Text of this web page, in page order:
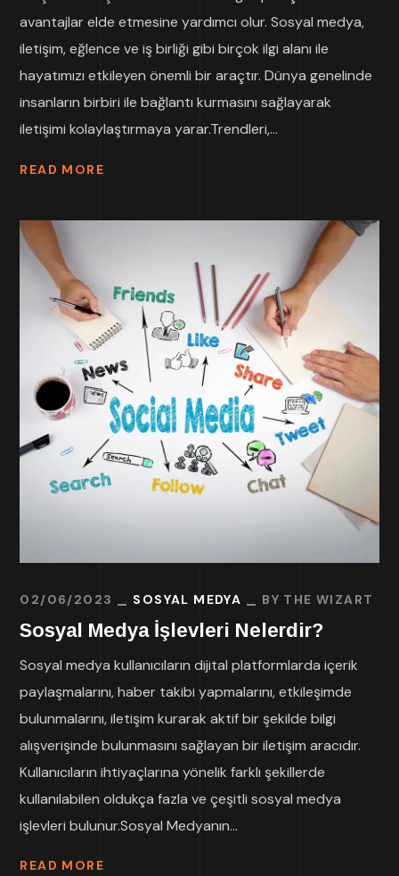
avantajlar elde etmesine yardımcı olur. Sosyal medya,
iletişim, eğlence ve iş birliği gibi birçok ilgi alanı ile
hayatımızı etkileyen önemli bir araçtır. Dünya genelinde
insanların birbiri ile bağlantı kurmasını sağlayarak
iletişimi kolaylaştırmaya yarar.Trendleri,...
READ MORE
02/06/2023 SOSYAL MEDYA BY THE WIZART
Sosyal Medya İşlevleri Nelerdir?
Sosyal medya kullanıcıların dijital platformlarda içerik
paylaşmalarını, haber takibi yapmalarını, etkileşimde
bulunmalarını, iletişim kurarak aktif bir şekilde bilgi
alışverişinde bulunmasını sağlayan bir iletişim aracıdır.
Kullanıcıların ihtiyaçlarına yönelik farklı şekillerde
kullanılabilen oldukça fazla ve çeşitli sosyal medya
işlevleri bulunur.Sosyal Medyanın...
READ MORE